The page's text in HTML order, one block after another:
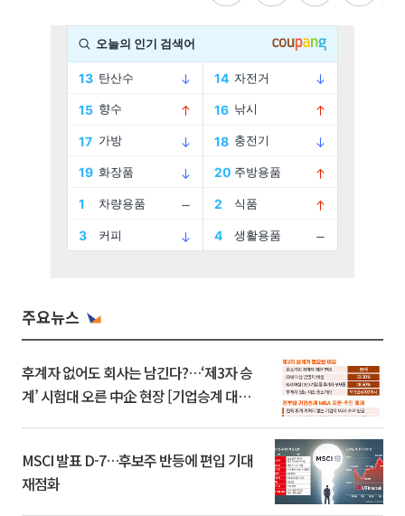
주요뉴스
후계자 없어도 회사는 남긴다?…‘제3자 승
계’ 시험대 오른 中企 현장 [기업승계 대전
MSCI 발표 D-7…후보주 반등에 편입 기대
재점화